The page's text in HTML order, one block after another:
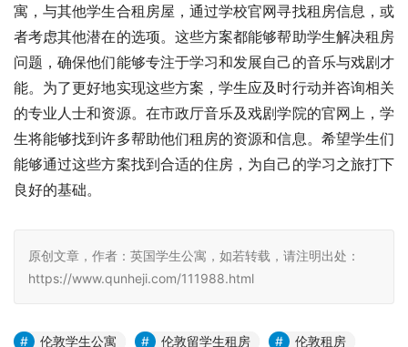
寓，与其他学生合租房屋，通过学校官网寻找租房信息，或
者考虑其他潜在的选项。这些方案都能够帮助学生解决租房
问题，确保他们能够专注于学习和发展自己的音乐与戏剧才
能。为了更好地实现这些方案，学生应及时行动并咨询相关
的专业人士和资源。在市政厅音乐及戏剧学院的官网上，学
生将能够找到许多帮助他们租房的资源和信息。希望学生们
能够通过这些方案找到合适的住房，为自己的学习之旅打下
良好的基础。
原创文章，作者：英国学生公寓，如若转载，请注明出处：
https://www.qunheji.com/111988.html
伦敦学生公寓 伦敦留学生租房 伦敦租房